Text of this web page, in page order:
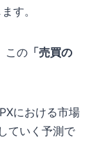
す。
この 「売買の
における市場
ていく予測で